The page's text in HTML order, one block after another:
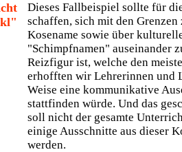
Dieses Fallbeispiel sollte für
schaffen, sich mit den
Kosename sowie über
"Schimpfnamen" auseinander
Reizfigur ist, welche den
erhofften wir Lehrerinnen und
Weise eine kommunikative
stattfinden würde. Und das
soll nicht der gesamte
einige Ausschnitte aus dieser
werden.